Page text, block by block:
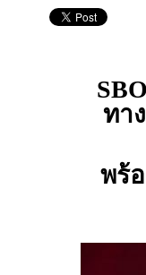
SBO
ทา
พร้